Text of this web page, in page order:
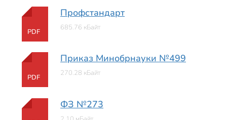
PDF
Профстандарт
685.76 кБайт
PDF
Приказ Минобрнауки №499
270.28 кБайт
ФЗ №273